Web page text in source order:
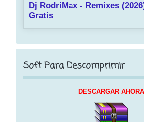
Dj RodriMax - Remixes
Gratis
Soft Para Descomprimir
DESCARGAR AHORA